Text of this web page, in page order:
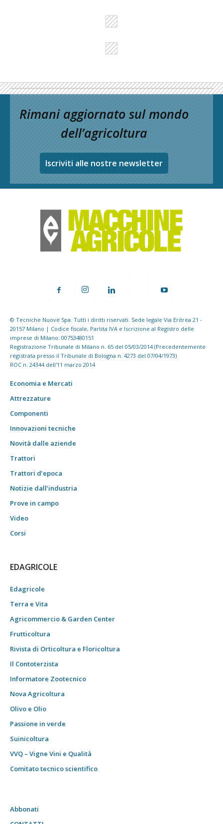
Rimani aggiornato sul mondo
dell’agricoltura
Iscriviti alle nostre newsletter
© Tecniche Nuove Spa. Tutti i diritti riservati. Sede legale Via Eritrea 21 -
20157 Milano | Codice fiscale, Partita IVA e Iscrizione al Registro delle
imprese di Milano: 00753480151
Registrazione Tribunale di Milano n. 65 del 05/03/2014 (Precedentemente
registrata presso il Tribunale di Bologna n. 4273 del 07/04/1973)
ROC n. 24344 dell'11 marzo 2014
Economia e Mercati
Attrezzature
Componenti
Innovazioni tecniche
Novità dalle aziende
Trattori
Trattori d’epoca
Notizie dall’industria
Prove in campo
Video
Corsi
EDAGRICOLE
Edagricole
Terra e Vita
Agricommercio & Garden Center
Frutticoltura
Rivista di Orticoltura e Floricoltura
Il Contoterzista
Informatore Zootecnico
Nova Agricoltura
Olivo e Olio
Passione in verde
Suinicoltura
VVQ – Vigne Vini e Qualità
Comitato tecnico scientifico
Abbonati